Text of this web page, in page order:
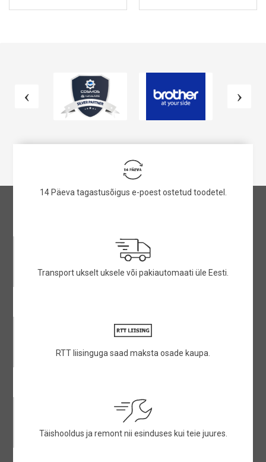
14 Päeva tagastusõigus e-poest ostetud toodetel.
Transport ukselt uksele või pakiautomaati üle Eesti.
RTT liisinguga saad maksta osade kaupa.
Täishooldus ja remont nii esinduses kui teie juures.